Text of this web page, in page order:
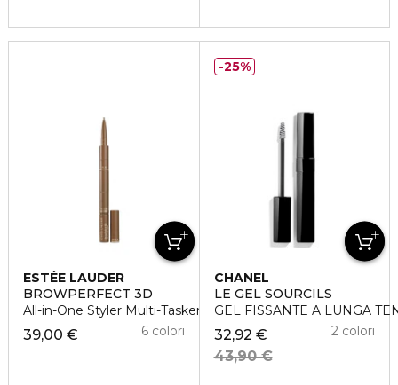
ESTÉE LAUDER
BROWPERFECT 3D
All-in-One Styler Multi-Tasker 3 in 1
39,00 € 6 colori
CHANEL
LE GEL SOURCILS
GEL FISSANTE A LUNGA
32,92 €
43,90 €
2 colori
25%